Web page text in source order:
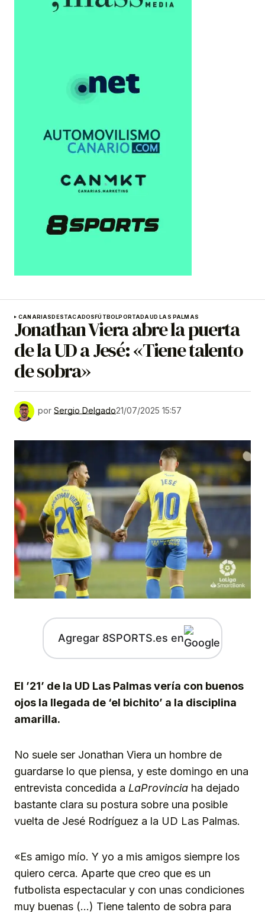
CANARIASDESTACADOSFÚTBOLPORTADAUD LAS PALMAS
Jonathan Viera abre la puerta
de la UD a Jesé: «Tiene talento
de sobra»
por Sergio Delgado21/07/2025 15:57
Agregar 8SPORTS.es en
El ’21’ de la UD Las Palmas vería con buenos
ojos la llegada de ‘el bichito’ a la disciplina
amarilla.
No suele ser Jonathan Viera un hombre de
guardarse lo que piensa, y este domingo en una
entrevista concedida a LaProvincia ha dejado
bastante clara su postura sobre una posible
vuelta de Jesé Rodríguez a la UD Las Palmas.
«Es amigo mío. Y yo a mis amigos siempre los
quiero cerca. Aparte que creo que es un
futbolista espectacular y con unas condiciones
muy buenas (…) Tiene talento de sobra para